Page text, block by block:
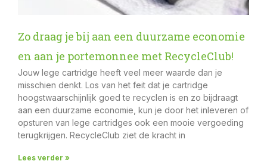
Zo draag je bij aan een duurzame economie
en aan je portemonnee met RecycleClub!
Jouw lege cartridge heeft veel meer waarde dan je
misschien denkt. Los van het feit dat je cartridge
hoogstwaarschijnlijk goed te recyclen is en zo bijdraagt
aan een duurzame economie, kun je door het inleveren of
opsturen van lege cartridges ook een mooie vergoeding
terugkrijgen. RecycleClub ziet de kracht in
Lees verder »